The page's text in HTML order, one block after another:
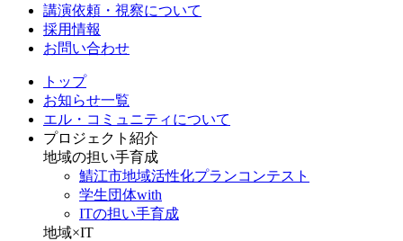
講演依頼・視察について
採用情報
お問い合わせ
トップ
お知らせ一覧
エル・コミュニティについて
プロジェクト紹介
地域の担い手育成
鯖江市地域活性化プランコンテスト
学生団体with
ITの担い手育成
地域×IT